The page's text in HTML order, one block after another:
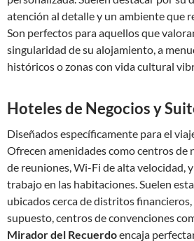
atención al detalle y un ambiente que
Son perfectos para aquellos que
singularidad de su alojamiento, a
históricos o zonas con vida cultural
Hoteles de Negocios y
Diseñados específicamente para el
Ofrecen amenidades como centros de
de reuniones, Wi-Fi de alta velocidad,
trabajo en las habitaciones. Suelen
ubicados cerca de distritos financieros,
supuesto, centros de convenciones
Mirador del Recuerdoencaja